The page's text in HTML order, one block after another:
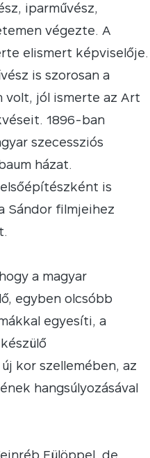
iparművész,
végezte. A
elismert képviselője.
is szorosan a
volt, jól ismerte az Art
1896-ban
szecessziós
házat.
is
Sándor filmjeihez
a magyar
egyben olcsóbb
egyesíti, a
kor szellemében, az
hangsúlyozásával
Fülöppel, de